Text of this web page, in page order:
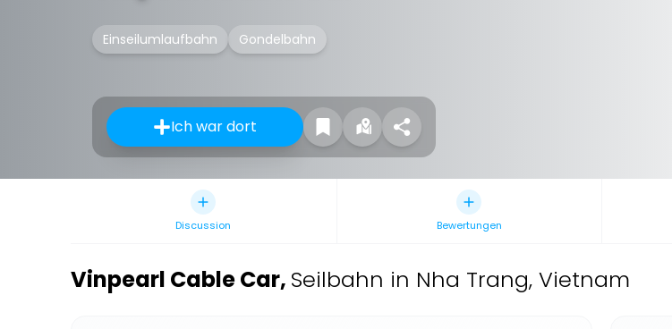
Einseilumlaufbahn Gondelbahn
Ich war dort
Discussion Bewertungen
Vinpearl Cable Car, Seilbahn in Nha Trang, Vietnam